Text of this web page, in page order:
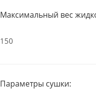
Максимальный вес
150
Параметры сушки: